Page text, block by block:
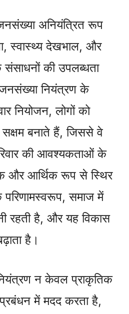
अनियंत्रित रूप
स्वास्थ्य देखभाल, और
संसाधनों की उपलब्धता
जनसंख्या नियंत्रण के
नियोजन, लोगों को
बनाते हैं, जिससे वे
की आवश्यकताओं के
और आर्थिक रूप से स्थिर
समाज में
रहती है, और यह विकास
है।
न केवल प्राकृतिक
में मदद करता है,